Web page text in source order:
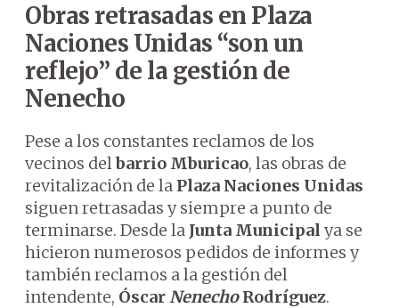
Obras retrasadas en Plaza
Naciones Unidas “son un
reflejo” de la gestión de
Nenecho
Pese a los constantes reclamos de los
vecinos delbarrio Mburicao, las obras de
revitalización de la Plaza Naciones Unidas
siguen retrasadas y siempre a punto de
terminarse. Desde la Junta Municipal ya se
hicieron numerosos pedidos de informes y
también reclamos a la gestión del
intendente, ÓscarNenechoRodríguez.